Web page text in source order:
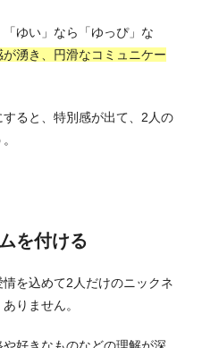
「ゆい」なら「ゆっぴ」な
湧き、円滑なコミュニケー
ると、特別感が出て、2人の
を付ける
を込めて2人だけのニックネ
りません。
好きなものなどの理解が深